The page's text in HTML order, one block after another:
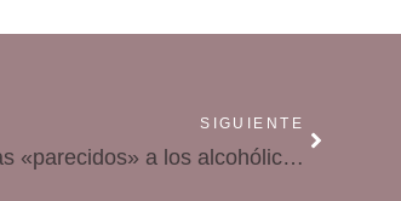
SIGUIENTE
La adicción a los videojuegos, con síntomas «parecidos» a los alcohólicos y drogadictos